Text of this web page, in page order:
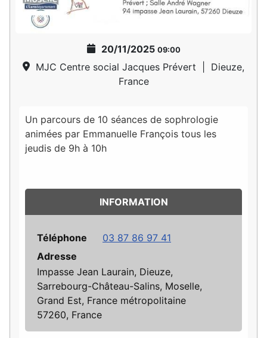
20/11/2025 09:00
MJC Centre social Jacques Prévert
Dieuze,
France
Un parcours de 10 séances de sophrologie
animées par Emmanuelle François tous les
jeudis de 9h à 10h
INFORMATION
Téléphone
03 87 86 97 41
Adresse
Impasse Jean Laurain, Dieuze,
Sarrebourg-Château-Salins, Moselle,
Grand Est, France métropolitaine
57260, France